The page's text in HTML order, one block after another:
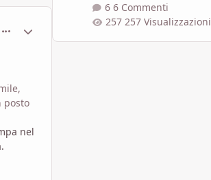
Statistiche Autore
posto
nel
6 Commenti
257 Visualizzazioni